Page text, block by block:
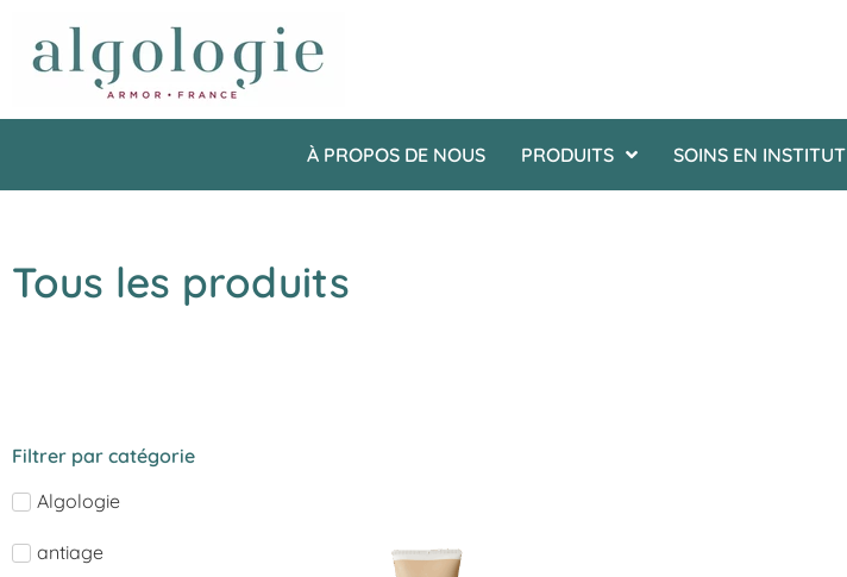
À PROPOS DE NOUS PRODUITS SOINS EN INSTITUT
Tous les produits
Filtrer par catégorie
Algologie
antiage